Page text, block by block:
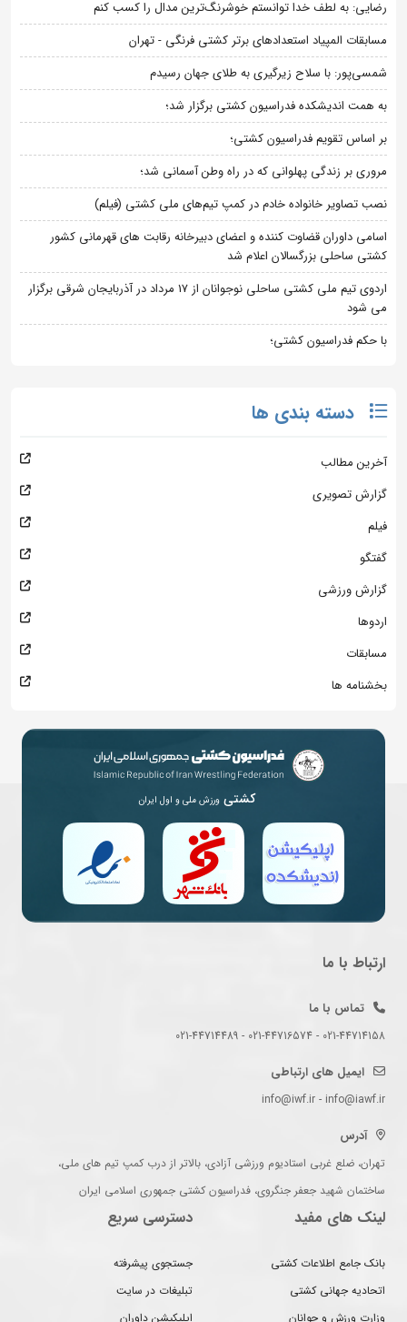
رضایی: به لطف خدا توانستم خوشرنگ‌ترین مدال را کسب کنم
مسابقات المپیاد استعدادهای برتر کشتی فرنگی - تهران
شمسی‌پور: با سلاح زیرگیری به طلای جهان رسیدم
به همت اندیشکده فدراسیون کشتی برگزار شد؛
بر اساس تقویم فدراسیون کشتی؛
مروری بر زندگی پهلوانی که در راه وطن آسمانی شد؛
نصب تصاویر خانواده خادم در کمپ تیم‌های ملی کشتی (فیلم)
اسامی داوران قضاوت کننده و اعضای دبیرخانه رقابت های قهرمانی کشور
کشتی ساحلی بزرگسالان اعلام شد
اردوی تیم ملی کشتی ساحلی نوجوانان از 17 مرداد در آذربایجان شرقی برگزار
می شود
با حکم فدراسیون کشتی؛
دسته بندی ها
آخرین مطالب
گزارش تصویری
فیلم
گفتگو
گزارش ورزشی
اردوها
مسابقات
بخشنامه ها
کشتی ورزش ملی و اول ایران
ارتباط با ما
تماس با ما
021-44714158 - 021-44716574 - 021-44714489
ایمیل های ارتباطی
info@iwf.ir - info@iawf.ir
آدرس
تهران، ضلع غربی استادیوم ورزشی آزادی، بالاتر از درب کمپ تیم های ملی،
ساختمان شهید جعفر جنگروی، فدراسیون کشتی جمهوری اسلامی ایران
لینک های مفید
بانک جامع اطلاعات کشتی
اتحادیه جهانی کشتی
وزارت ورزش و جوانان
دسترسی سریع
جستجوی پیشرفته
تبلیغات در سایت
اپلیکیشن داوران